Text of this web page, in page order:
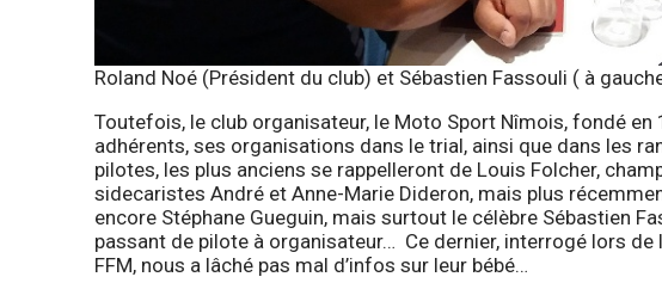
Roland Noé (Président du club) et Sébastien Fassouli ( à
Toutefois, le club organisateur, le Moto Sport Nîmois, fondé en
adhérents, ses organisations dans le trial, ainsi que dans les
pilotes, les plus anciens se rappelleront de Louis Folcher,
sidecaristes André et Anne-Marie Dideron, mais plus
encore Stéphane Gueguin, mais surtout le célèbre Sébastien
passant de pilote à organisateur… Ce dernier, interrogé lors
FFM, nous a lâché pas mal d’infos sur leur bébé…